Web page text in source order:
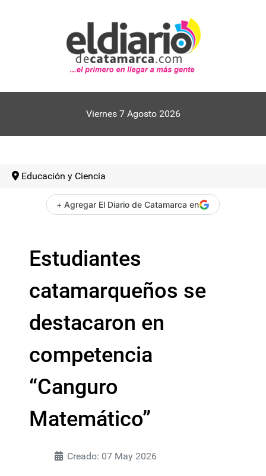
Viernes 7 Agosto 2026
Educación y Ciencia
+ Agregar El Diario de Catamarca en
Estudiantes
catamarqueños se
destacaron en
competencia
“Canguro
Matemático”
Creado: 07 May 2026